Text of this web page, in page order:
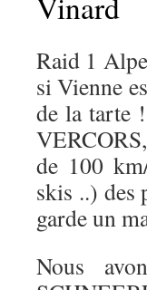
Raid 1
si Vienne
de la tarte
de 100
skis ..) des
garde un
Nous